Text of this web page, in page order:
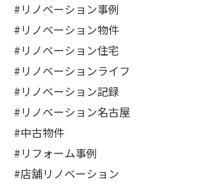
#リノベーション事例
#リノベーション物件
#リノベーション住宅
#リノベーションライフ
#リノベーション記録
#リノベーション名古屋
#中古物件
#リフォーム事例
#店舗リノベーション